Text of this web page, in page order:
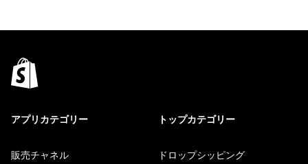
アプリカテゴリー
販売チャネル
トップカテゴリー
ドロップシッピング